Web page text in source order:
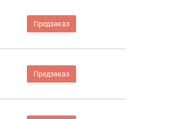
Предзаказ
Предзаказ